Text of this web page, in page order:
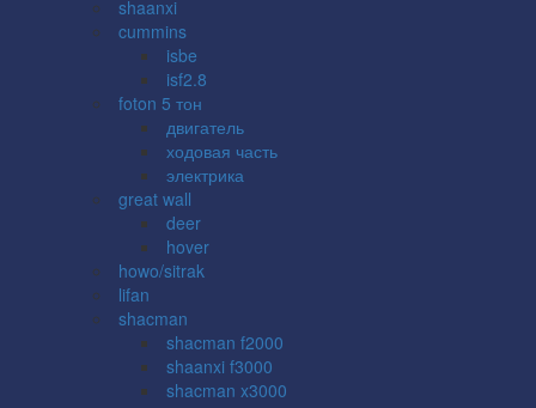
shaanxi
cummins
isbe
isf2.8
foton 5 тон
двигатель
ходовая часть
электрика
great wall
deer
hover
howo/sitrak
lifan
shacman
shacman f2000
shaanxi f3000
shacman x3000